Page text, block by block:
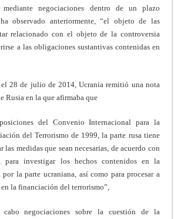
mediante negociaciones dentro de un plazo
observado anteriormente, “el objeto de las
relacionado con el objeto de la controversia
a las obligaciones sustantivas contenidas en
el 28 de julio de 2014, Ucrania remitió una nota
Rusia en la que afirmaba que
del Convenio Internacional para la
del Terrorismo de 1999, la parte rusa tiene
medidas que sean necesarias, de acuerdo con
para investigar los hechos contenidos en la
la parte ucraniana, así como para procesar a
la financiación del terrorismo”,
negociaciones sobre la cuestión de la